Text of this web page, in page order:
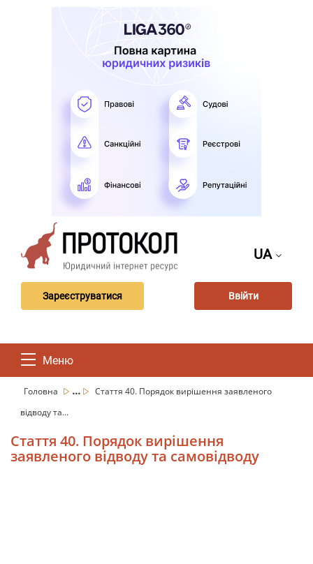
UA
Зареєструватися Ввійти
Меню
Головна ...
Стаття 40. Порядок вирішення заявленого
відводу та...
Стаття 40. Порядок вирішення
заявленого відводу та самовідводу